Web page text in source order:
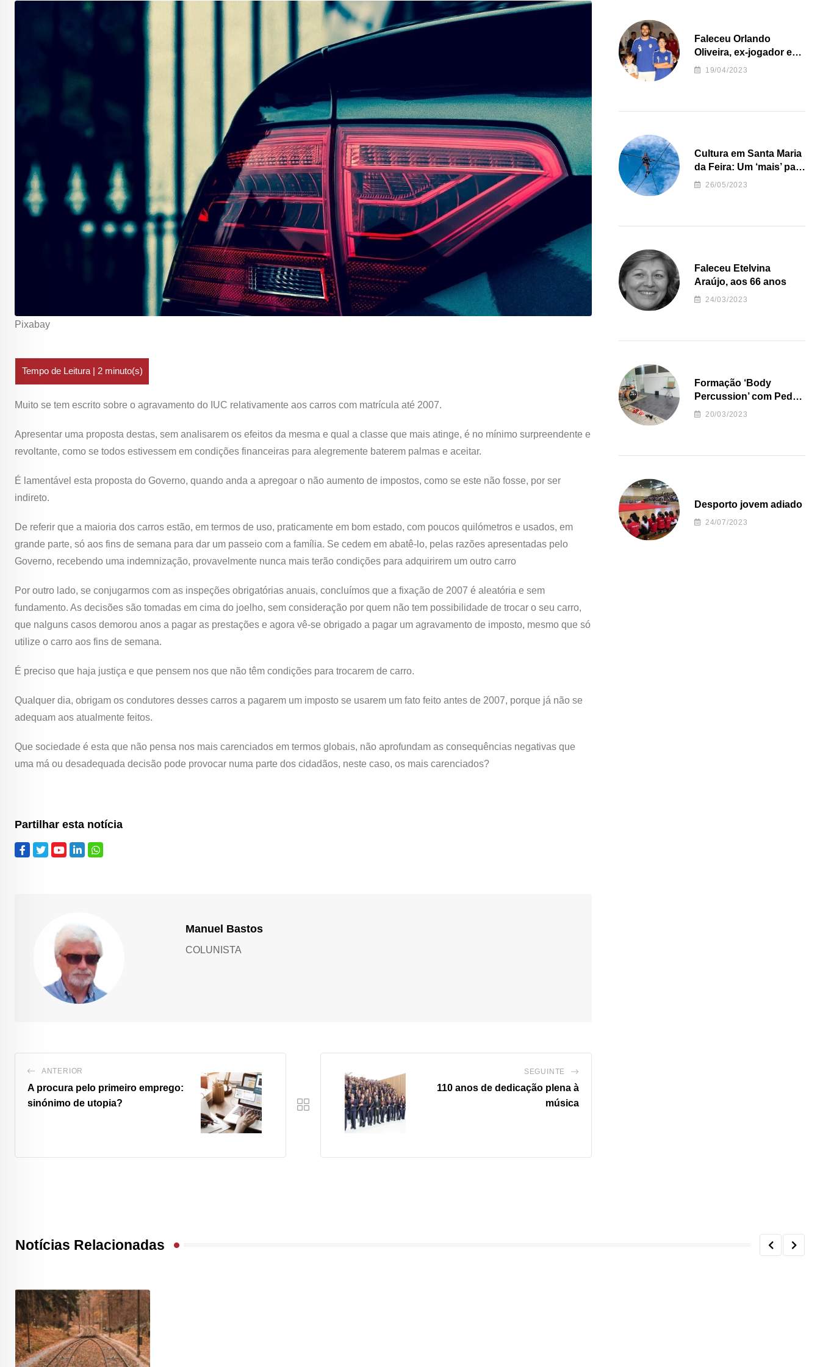
Pixabay
Muito se tem escrito sobre o agravamento do IUC relativamente aos carros com matrícula até 2007.
Apresentar uma proposta destas, sem analisarem os efeitos da mesma e qual a classe que mais atinge, é no mínimo surpreendente e
revoltante, como se todos estivessem em condições financeiras para alegremente baterem palmas e aceitar.
É lamentável esta proposta do Governo, quando anda a apregoar o não aumento de impostos, como se este não fosse, por ser
indireto.
De referir que a maioria dos carros estão, em termos de uso, praticamente em bom estado, com poucos quilómetros e usados, em
grande parte, só aos fins de semana para dar um passeio com a família. Se cedem em abatê-lo, pelas razões apresentadas pelo
Governo, recebendo uma indemnização, provavelmente nunca mais terão condições para adquirirem um outro carro
Por outro lado, se conjugarmos com as inspeções obrigatórias anuais, concluímos que a fixação de 2007 é aleatória e sem
fundamento. As decisões são tomadas em cima do joelho, sem consideração por quem não tem possibilidade de trocar o seu carro,
que nalguns casos demorou anos a pagar as prestações e agora vê-se obrigado a pagar um agravamento de imposto, mesmo que só
utilize o carro aos fins de semana.
É preciso que haja justiça e que pensem nos que não têm condições para trocarem de carro.
Qualquer dia, obrigam os condutores desses carros a pagarem um imposto se usarem um fato feito antes de 2007, porque já não se
adequam aos atualmente feitos.
Que sociedade é esta que não pensa nos mais carenciados em termos globais, não aprofundam as consequências negativas que
uma má ou desadequada decisão pode provocar numa parte dos cidadãos, neste caso, os mais carenciados?
Partilhar esta notícia
Manuel Bastos
COLUNISTA
ANTERIOR
A procura pelo primeiro emprego:
sinónimo de utopia?
SEGUINTE
110 anos de dedicação plena à
música
Faleceu Orlando
Oliveira, ex-jogador e
treinador da formação
19/04/2023
Cultura em Santa Maria
da Feira: Um ‘mais’ para
o Concelho
26/05/2023
Faleceu Etelvina
Araújo, aos 66 anos
24/03/2023
Formação ‘Body
Percussion’ com Pedro
Almeida
20/03/2023
Desporto jovem adiado
24/07/2023
Notícias Relacionadas